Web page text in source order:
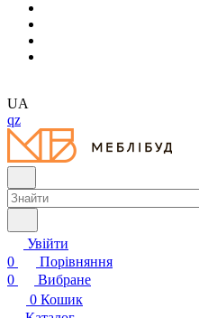
UA
qz
Увійти
0
Порівняння
0
Вибране
0 Кошик